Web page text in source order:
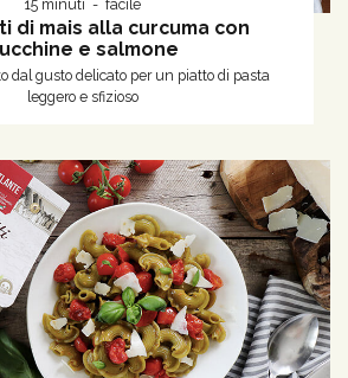
15 minuti facile
di mais alla curcuma con
e salmone
dal gusto delicato per un piatto di pasta
leggero e sfizioso